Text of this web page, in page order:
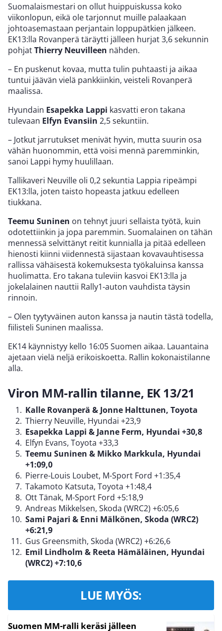
Suomalaismestari on ollut huippuiskussa koko
viikonlopun, eikä ole tarjonnut muille palaakaan
johtoasemastaan perjantain loppupätkien jälkeen.
EK13:lla Rovanperä täräytti jälleen hurjat 3,6 sekunnin
pohjatThierry Neuvilleen nähden.
– En puskenut kovaa, mutta tulin puhtaasti ja aikaa
tuntui jäävän vielä pankkiinkin, veisteli Rovanperä
maalissa.
Hyundain Esapekka Lappi kasvatti eron takana
tulevaan Elfyn Evansiin 2,5 sekuntiin.
– Jotkut jarrutukset menivät hyvin, mutta suurin osa
vähän huonommin, että voisi mennä paremminkin,
sanoi Lappi hymy huulillaan.
Tallikaveri Neuville oli 0,2 sekuntia Lappia ripeämpi
EK13:lla, joten taisto hopeasta jatkuu edelleen
tiukkana.
Teemu Suninen on tehnyt juuri sellaista työtä, kuin
odotettiinkin ja jopa paremmin. Suomalainen on tähän
mennessä selvittänyt reitit kunnialla ja pitää edelleen
hienosti kiinni viidennestä sijastaan kovavauhtisessa
rallissa vähäisestä kokemuksesta työkaluinsa kanssa
huolimatta. Ero takana tuleviin kasvoi EK13:lla ja
jokelalainen nauttii Rally1-auton vauhdista täysin
rinnoin.
– Olen tyytyväinen auton kanssa ja nautin tästä todella,
fiilisteli Suninen maalissa.
EK14 käynnistyy kello 16:05 Suomen aikaa. Lauantaina
ajetaan vielä neljä erikoiskoetta. Rallin kokonaistilanne
alla.
Viron MM-rallin tilanne, EK 13/21
Kalle Rovanperä & Jonne Halttunen, Toyota
Thierry Neuville, Hyundai +23,9
Esapekka Lappi & Janne Ferm, Hyundai +30,8
Elfyn Evans, Toyota +33,3
Teemu Suninen & Mikko Markkula, Hyundai
+1:09,0
Pierre-Louis Loubet, M-Sport Ford +1:35,4
Takamoto Katsuta, Toyota +1:48,4
Ott Tänak, M-Sport Ford +5:18,9
Andreas Mikkelsen, Skoda (WRC2) +6:05,6
Sami Pajari & Enni Mälkönen, Skoda (WRC2)
+6:21,9
Gus Greensmith, Skoda (WRC2) +6:26,6
Emil Lindholm & Reeta Hämäläinen, Hyundai
(WRC2) +7:10,6
LUE MYÖS:
Suomen MM-ralli keräsi jälleen